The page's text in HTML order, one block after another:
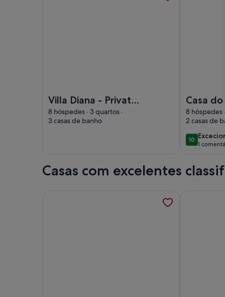
Villa Diana - Private
Pool Oasis
8 hóspedes · 3 quartos ·
3 casas de banho
Casa do
8 hóspedes
2 casas de
1010 de 10
1
(1
Casas com excelentes